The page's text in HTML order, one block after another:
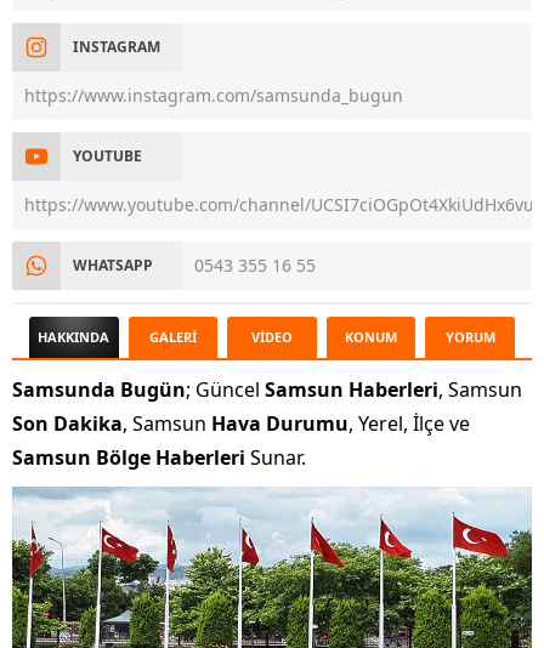
INSTAGRAM
https://www.instagram.com/samsunda_bugun
YOUTUBE
https://www.youtube.com/channel/UCSI7ciOGpOt4XkiUdHx6vuA
WHATSAPP 0543 355 16 55
HAKKINDA GALERİ VİDEO KONUM YORUM
Samsunda Bugün; Güncel Samsun Haberleri, Samsun
Son Dakika, Samsun Hava Durumu, Yerel, İlçe ve
Samsun Bölge Haberleri Sunar.